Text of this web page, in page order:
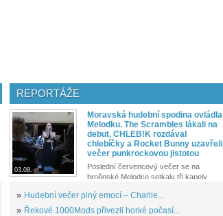
REPORTÁŽE
03.08.
Moravská hudební spodina ovládla
Melodku. The Scrambles lákali na
debut, CHLEB!K rozdával
chlebíčky a Rocket Bunny uzavřeli
večer punkrockovou jistotou
Poslední červencový večer se na
brněnské Melodce setkaly tři kapely...
» Hudební večer plný emocí – Charlie...
» Řekové 1000Mods přivezli horké počasí...